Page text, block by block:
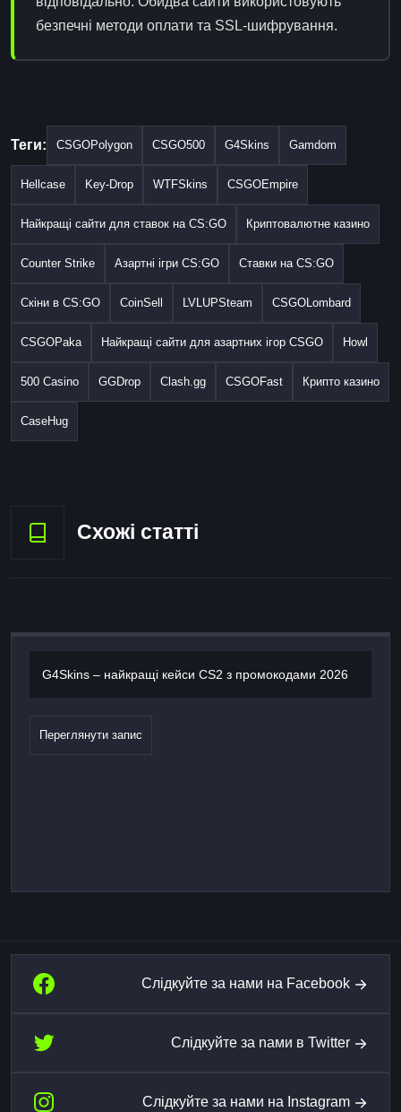
безпечні методи оплати та SSL-шифрування.
Теги: CSGOPolygon CSGO500 G4Skins Gamdom
Hellcase Key-Drop WTFSkins CSGOEmpire
Найкращі сайти для ставок на CS:GO Криптовалютне казино
Counter Strike Азартні ігри CS:GO Ставки на CS:GO
Скіни в CS:GO CoinSell LVLUPSteam CSGOLombard
CSGOPaka Найкращі сайти для азартних ігор CSGO Howl
500 Casino GGDrop Clash.gg CSGOFast Крипто казино
CaseHug
Схожі статті
G4Skins – найкращі кейси CS2 з промокодами 2026
Переглянути запис
Слідкуйте за нами на Facebook
Слідкуйте за nами в Twitter
Слідкуйте за нами на Instagram